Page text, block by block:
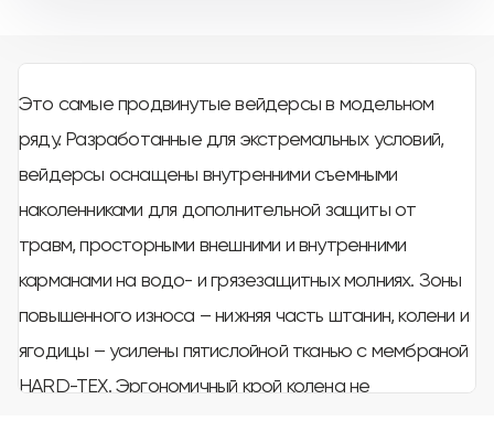
Это самые продвинутые вейдерсы в модельном
ряду. Разработанные для экстремальных условий,
вейдерсы оснащены внутренними съемными
наколенниками для дополнительной защиты от
травм, просторными внешними и внутренними
карманами на водо- и грязезащитных молниях. Зоны
повышенного износа – нижняя часть штанин, колени и
ягодицы – усилены пятислойной тканью с мембраной
HARD-TEX. Эргономичный крой колена не